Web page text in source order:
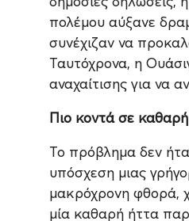
πολέμου αύξανε
συνέχιζαν να
Ταυτόχρονα, η
αναχαίτισης για να
Πιο κοντά σε
Το πρόβλημα δεν
υπόσχεση μιας
μακρόχρονη φθορά,
μία καθαρή ήττα